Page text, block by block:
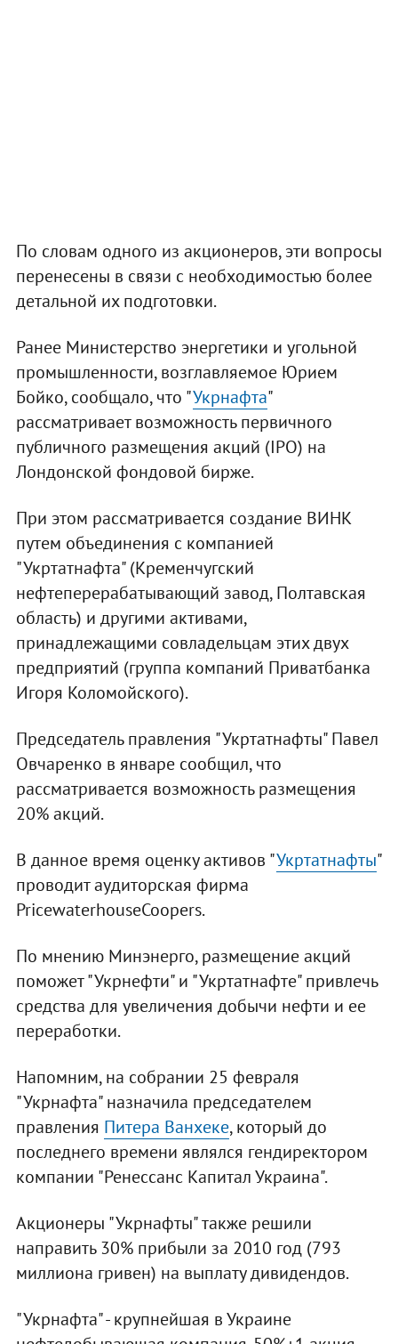
По словам одного из акционеров, эти вопросы
перенесены в связи с необходимостью более
детальной их подготовки.
Ранее Министерство энергетики и угольной
промышленности, возглавляемое Юрием
Бойко, сообщало, что "Укрнафта"
рассматривает возможность первичного
публичного размещения акций (IPO) на
Лондонской фондовой бирже.
При этом рассматривается создание ВИНК
путем объединения с компанией
"Укртатнафта" (Кременчугский
нефтеперерабатывающий завод, Полтавская
область) и другими активами,
принадлежащими совладельцам этих двух
предприятий (группа компаний Приватбанка
Игоря Коломойского).
Председатель правления "Укртатнафты" Павел
Овчаренко в январе сообщил, что
рассматривается возможность размещения
20% акций.
В данное время оценку активов "Укртатнафты"
проводит аудиторская фирма
PricewaterhouseCoopers.
По мнению Минэнерго, размещение акций
поможет "Укрнефти" и "Укртатнафте" привлечь
средства для увеличения добычи нефти и ее
переработки.
Напомним, на собрании 25 февраля
"Укрнафта" назначила председателем
правления Питера Ванхеке, который до
последнего времени являлся гендиректором
компании "Ренессанс Капитал Украина".
Акционеры "Укрнафты" также решили
направить 30% прибыли за 2010 год (793
миллиона гривен) на выплату дивидендов.
"Укрнафта" - крупнейшая в Украине